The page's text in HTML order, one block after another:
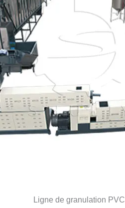
Ligne de granulation PVC